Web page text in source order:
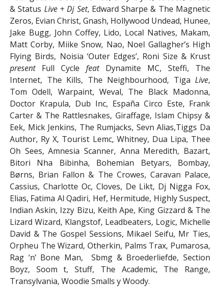
& Status Live + Dj Set, Edward Sharpe & The Magnetic
Zeros, Evian Christ, Gnash, Hollywood Undead, Hunee,
Jake Bugg, John Coffey, Lido, Local Natives, Makam,
Matt Corby, Miike Snow, Nao, Noel Gallagher’s High
Flying Birds, Noisia ‘Outer Edges’, Roni Size & Krust
presentFull Cycle featDynamite MC, Steffi, The
Internet, The Kills, The Neighbourhood, Tiga Live,
Tom Odell, Warpaint, Weval, The Black Madonna,
Doctor Krapula, Dub Inc, España Circo Este, Frank
Carter & The Rattlesnakes, Giraffage, Islam Chipsy &
Eek, Mick Jenkins, The Rumjacks, Sevn Alias,Tiggs Da
Author, Ry X, Tourist Lemc, Whitney, Dua Lipa, Thee
Oh Sees, Amnesia Scanner, Anna Meredith, Bazart,
Bitori Nha Bibinha, Bohemian Betyars, Bombay,
Børns, Brian Fallon & The Crowes, Caravan Palace,
Cassius, Charlotte Oc, Cloves, De Likt, Dj Nigga Fox,
Elias, Fatima Al Qadiri, Hef, Hermitude, Highly Suspect,
Indian Askin, Izzy Bizu, Keith Ape, King Gizzard & The
Lizard Wizard, Klangstof, Leadbeaters, Logic, Michelle
David & The Gospel Sessions, Mikael Seifu, Mr Ties,
Orpheu The Wizard, Otherkin, Palms Trax, Pumarosa,
Rag ‘n’ Bone Man, Sbmg & Broederliefde, Section
Boyz, Soom t, Stuff, The Academic, The Range,
Transylvania, Woodie Smalls y Woody.